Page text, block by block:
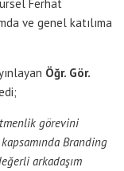
Ferhat
ve genel katılıma
Öğr. Gör.
görevini
Branding
arkadaşım